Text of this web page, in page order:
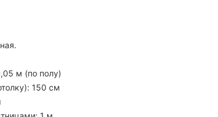
м (по полу)
150 см